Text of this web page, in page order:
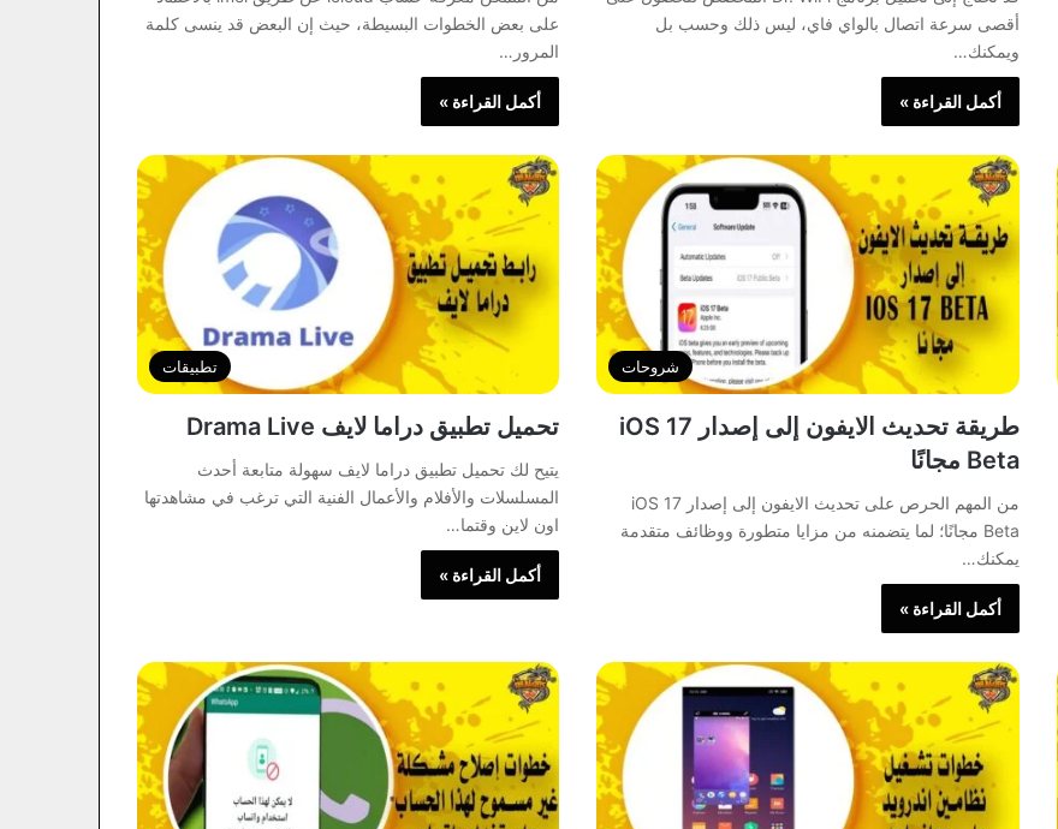
أقصى سرعة اتصال بالواي فاي، ليس ذلك وحسب بل
ويمكنك…
أكمل القراءة »
على بعض الخطوات البسيطة، حيث إن البعض قد ينسى كلمة
المرور…
أكمل القراءة »
شروحات
طريقة تحديث الايفون إلى إصدار iOS 17
Beta مجانًا
من المهم الحرص على تحديث الايفون إلى إصدار iOS 17
Beta مجانًا؛ لما يتضمنه من مزايا متطورة ووظائف متقدمة
يمكنك…
أكمل القراءة »
تطبيقات
تحميل تطبيق دراما لايف Drama Live
يتيح لك تحميل تطبيق دراما لايف سهولة متابعة أحدث
المسلسلات والأفلام والأعمال الفنية التي ترغب في مشاهدتها
اون لاين وقتما…
أكمل القراءة »